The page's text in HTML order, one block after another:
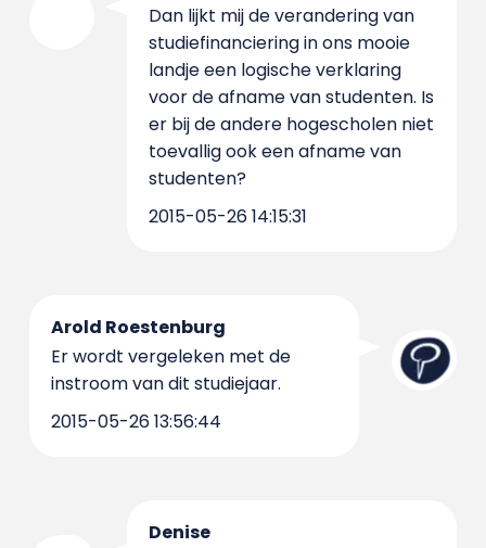
Dan lijkt mij de verandering van
studiefinanciering in ons mooie
landje een logische verklaring
voor de afname van studenten. Is
er bij de andere hogescholen niet
toevallig ook een afname van
studenten?
2015-05-26 14:15:31
Arold Roestenburg
Er wordt vergeleken met de
instroom van dit studiejaar.
2015-05-26 13:56:44
Denise